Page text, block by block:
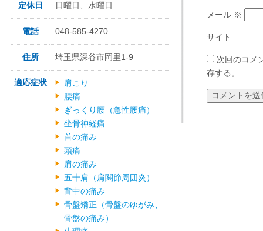
メール ※
サイト
次回のコメ
存する。
定休日 日曜日、水曜日
電話 048-585-4270
住所 埼玉県深谷市岡里1-9
適応症状
肩こり
腰痛
ぎっくり腰（急性腰痛）
坐骨神経痛
首の痛み
頭痛
肩の痛み
五十肩（肩関節周囲炎）
背中の痛み
骨盤矯正（骨盤のゆがみ、
骨盤の痛み）